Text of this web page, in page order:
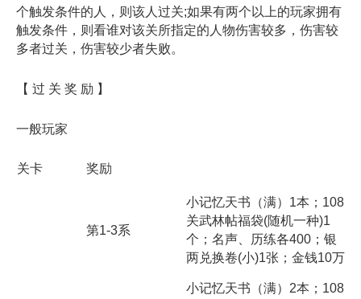
个触发条件的人，则该人过关;如果有两个以上的玩家拥有
触发条件，则看谁对该关所指定的人物伤害较多，伤害较
多者过关，伤害较少者失败。
【 过 关 奖 励 】
一般玩家
关卡 奖励
第1-3系
小记忆天书（满） 1本； 108
关武林帖福袋(随机一种)1
个；名声、历练各400 ；银
两兑换卷(小)1张；金钱10万
小记忆天书（满） 2本； 108